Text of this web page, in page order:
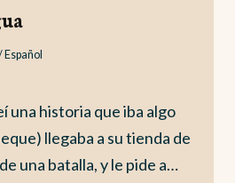
Español
una historia que iba algo
llegaba a su tienda de
una batalla, y le pide a…